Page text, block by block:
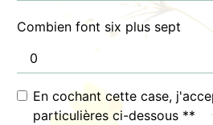
Combien font six plus sept
En cochant cette case,
particulières ci-dessous **